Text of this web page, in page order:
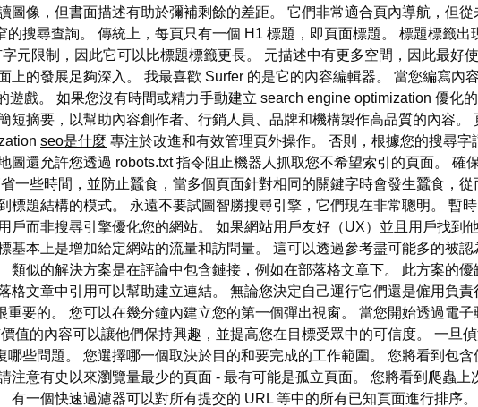
像，但書面描述有助於彌補剩餘的差距。 它們非常適合頁內導航，但
搜尋查詢。 傳統上，每頁只有一個 H1 標題，即頁面標題。 標題標籤出
元限制，因此它可以比標題標籤更長。 元描述中有更多空間，因此最好
的發展足夠深入。 我最喜歡 Surfer 的是它的內容編輯器。 當您編寫內
戲。 如果您沒有時間或精力手動建立 search engine optimization 優化
摘要，以幫助內容創作者、行銷人員、品牌和機構製作高品質的內容。
seo是什麼 專注於改進和有效管理頁外操作。 否則，根據您的搜尋字
還允許您透過 robots.txt 指令阻止機器人抓取您不希望索引的頁面。 確
一些時間，並防止蠶食，當多個頁面針對相同的關鍵字時會發生蠶食，從
題結構的模式。 永遠不要試圖智勝搜尋引擎，它們現在非常聰明。 暫
而非搜尋引擎優化您的網站。 如果網站用戶友好（UX）並且用戶找到
本上是增加給定網站的流量和訪問量。 這可以透過參考盡可能多的被
似的解決方案是在評論中包含鏈接，例如在部落格文章下。 此方案的優
文章中引用可以幫助建立連結。 無論您決定自己運行它們還是僱用負
要的。 您可以在幾分鐘內建立您的第一個彈出視窗。 當您開始透過電子
值的內容可以讓他們保持興趣，並提高您在目標受眾中的可信度。 一旦
些問題。 您選擇哪一個取決於目的和要完成的工作範圍。 您將看到包
意有史以來瀏覽量最少的頁面 - 最有可能是孤立頁面。 您將看到爬蟲上
有一個快速過濾器可以對所有提交的 URL 等中的所有已知頁面進行排序